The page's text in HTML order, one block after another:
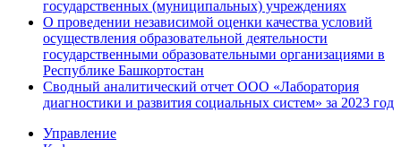
государственных (муниципальных) учреждениях
О проведении независимой оценки качества условий
осуществления образовательной деятельности
государственными образовательными организациями в
Республике Башкортостан
Сводный аналитический отчет ООО «Лаборатория
диагностики и развития социальных систем» за 2023 год
Управление